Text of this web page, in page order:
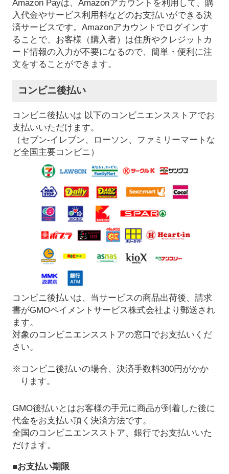
Amazon Payは、Amazonアカウントを利用して、購
入代金やサービス利用料などのお支払いができる決
済サービスです。Amazonアカウントでログインす
ることで、お客様（購入者）は住所やクレジットカ
ード情報の入力が不要になるので、簡単・便利に注
文をすることができます。
コンビニ後払い
コンビニ後払いは 以下のコンビニエンスストアでお
支払いいただけます。
（セブン-イレブン、ローソン、ファミリーマートな
ど全国主要コンビニ）
コンビニ後払いは、当サービスの商品出荷後、請求
書がGMOペイメントサービス株式会社より郵送され
ます。
対象のコンビニエンスストアの窓口でお支払いくだ
さい。
※コンビニ後払いの場合、決済手数料300円がかか
ります。
GMO後払いとはお客様の手元に商品が到着した後に
代金をお支払い頂く決済方法です。
全国のコンビニエンスストア、銀行でお支払いいた
だけます。
■お支払い期限